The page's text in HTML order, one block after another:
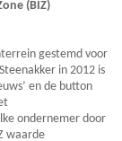
(BIZ)
gestemd voor
in 2012 is
en de button
ondernemer door
waarde